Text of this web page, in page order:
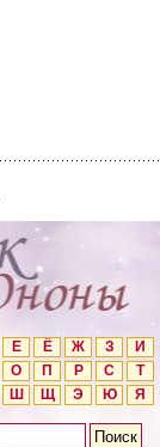
Е Ё Ж З
И
О П Р С
Т
Ш Щ Э Ю Я